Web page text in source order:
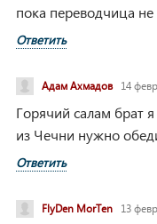
пока переводчица не
Ответить
Адам Ахмадов 14
Горячий салам брат я
из Чечни нужно
Ответить
FlyDen MorTen 13